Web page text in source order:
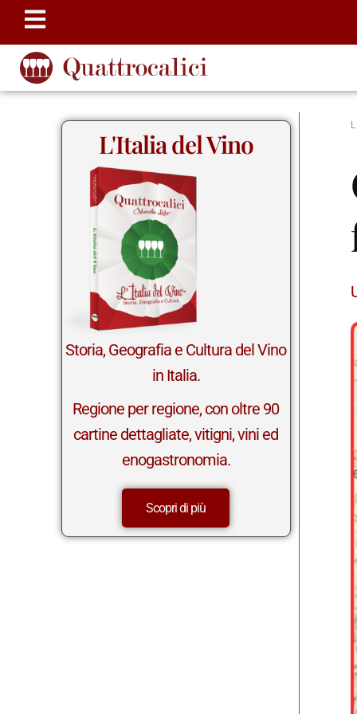
L'Italia del Vino
Storia, Geografia e Cultura del Vino
in Italia.
Regione per regione, con oltre 90
cartine dettagliate, vitigni, vini ed
enogastronomia.
Scopri di più